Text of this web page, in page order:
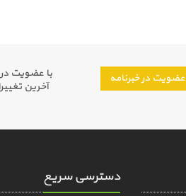
عضویت در خبرنامه
با عضویت
آخرین
دسترسی سریع